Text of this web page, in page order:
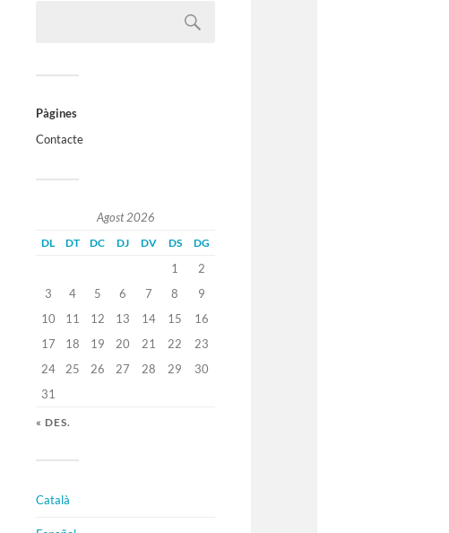
Pàgines
Contacte
Agost 2026
DL DT DC DJ DV DS DG
1
2
3
4 5 6 7 8
9
10
11 12 13 14 15
16
17
18 19 20 21 22
23
24
25 26 27 28 29
30
31
« DES.
Català